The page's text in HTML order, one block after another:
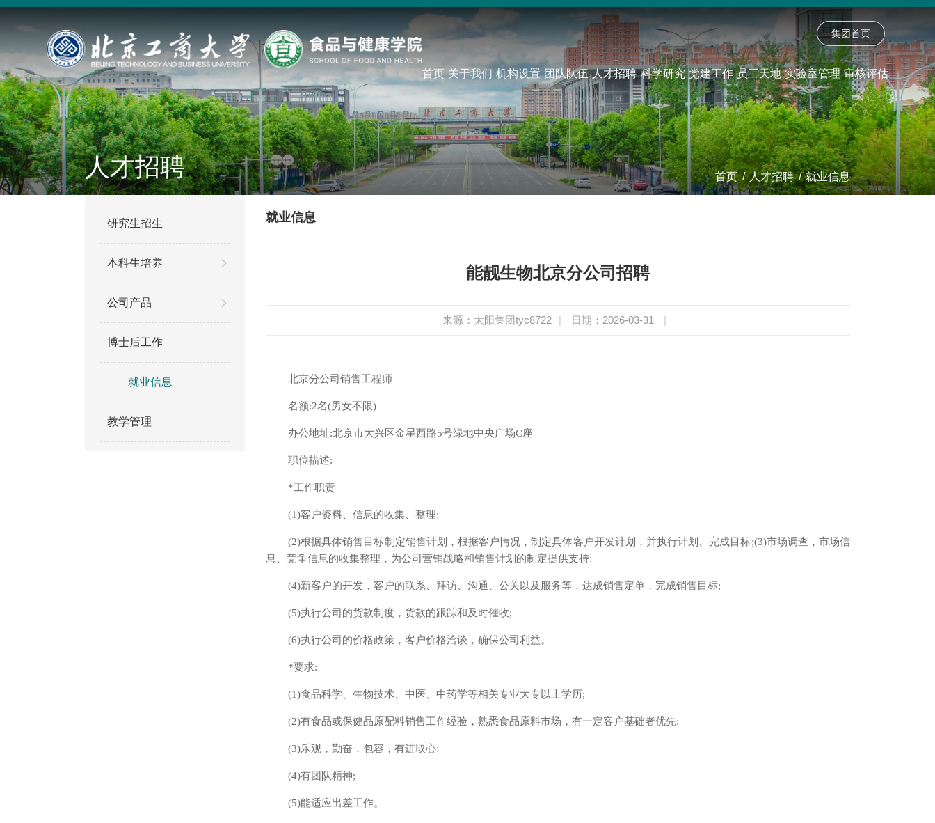
集团首页
首页 关于我们 机构设置 团队队伍 人才招聘 科学研究 党建工作 员工天地 实验室管理 审核评估
人才招聘 首页 / 人才招聘 / 就业信息
研究生招生
本科生培养
公司产品
博士后工作
就业信息
教学管理
就业信息
能靓生物北京分公司招聘
来源：太阳集团tyc8722 | 日期：2026-03-31 |
北京分公司销售工程师
名额:2名(男女不限)
办公地址:北京市大兴区金星西路5号绿地中央广场C座
职位描述:
*工作职责
(1)客户资料、信息的收集、整理;
(2)根据具体销售目标制定销售计划，根据客户情况，制定具体客户开发计划，并执行计划、完成目标;(3)市场调查，市场信
息、竞争信息的收集整理，为公司营销战略和销售计划的制定提供支持;
(4)新客户的开发，客户的联系、拜访、沟通、公关以及服务等，达成销售定单，完成销售目标;
(5)执行公司的货款制度，货款的跟踪和及时催收;
(6)执行公司的价格政策，客户价格洽谈，确保公司利 益。
*要求:
(1)食品科学、生物技术、中医、中药学等相关专业大专以上学历;
(2)有食品或保健品原配料销售工作经验，熟悉食品原料市场，有一定客户基础者优先;
(3)乐观，勤奋，包容，有进取心;
(4)有团队精神;
(5)能适应出差工作。